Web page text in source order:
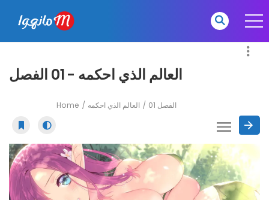
العالم الذي احكمه - 01 الفصل
Home العالم الذي احكمه 01 الفصل